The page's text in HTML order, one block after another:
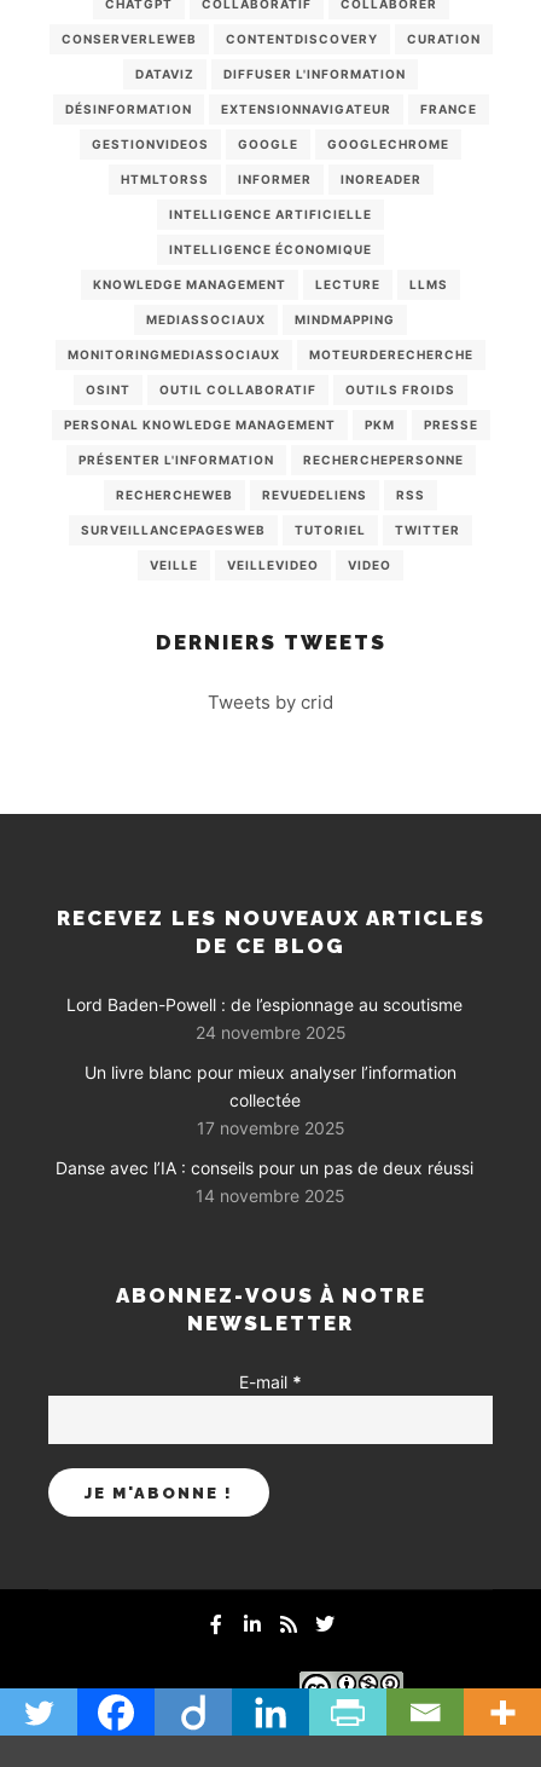
CHATGPT COLLABORATIF COLLABORER
CONSERVERLEWEB CONTENTDISCOVERY CURATION
DATAVIZ DIFFUSER L'INFORMATION
DÉSINFORMATION EXTENSIONNAVIGATEUR FRANCE
GESTIONVIDEOS GOOGLE GOOGLECHROME
HTMLTORSS INFORMER INOREADER
INTELLIGENCE ARTIFICIELLE
INTELLIGENCE ÉCONOMIQUE
KNOWLEDGE MANAGEMENT LECTURE LLMS
MEDIASSOCIAUX MINDMAPPING
MONITORINGMEDIASSOCIAUX MOTEURDERECHERCHE
OSINT OUTIL COLLABORATIF OUTILS FROIDS
PERSONAL KNOWLEDGE MANAGEMENT PKM PRESSE
PRÉSENTER L'INFORMATION RECHERCHEPERSONNE
RECHERCHEWEB REVUEDELIENS RSS
SURVEILLANCEPAGESWEB TUTORIEL TWITTER
VEILLE VEILLEVIDEO VIDEO
DERNIERS TWEETS
Tweets by crid
RECEVEZ LES NOUVEAUX ARTICLES
DE CE BLOG
Lord Baden-Powell : de l’espionnage au scoutisme
24 novembre 2025
Un livre blanc pour mieux analyser l’information
collectée
17 novembre 2025
Danse avec l’IA : conseils pour un pas de deux réussi
14 novembre 2025
ABONNEZ-VOUS À NOTRE
NEWSLETTER
E-mail *
mentions-legales